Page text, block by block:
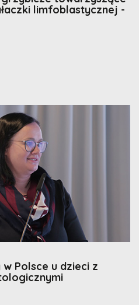
limfoblastycznej -
Polsce u dzieci z